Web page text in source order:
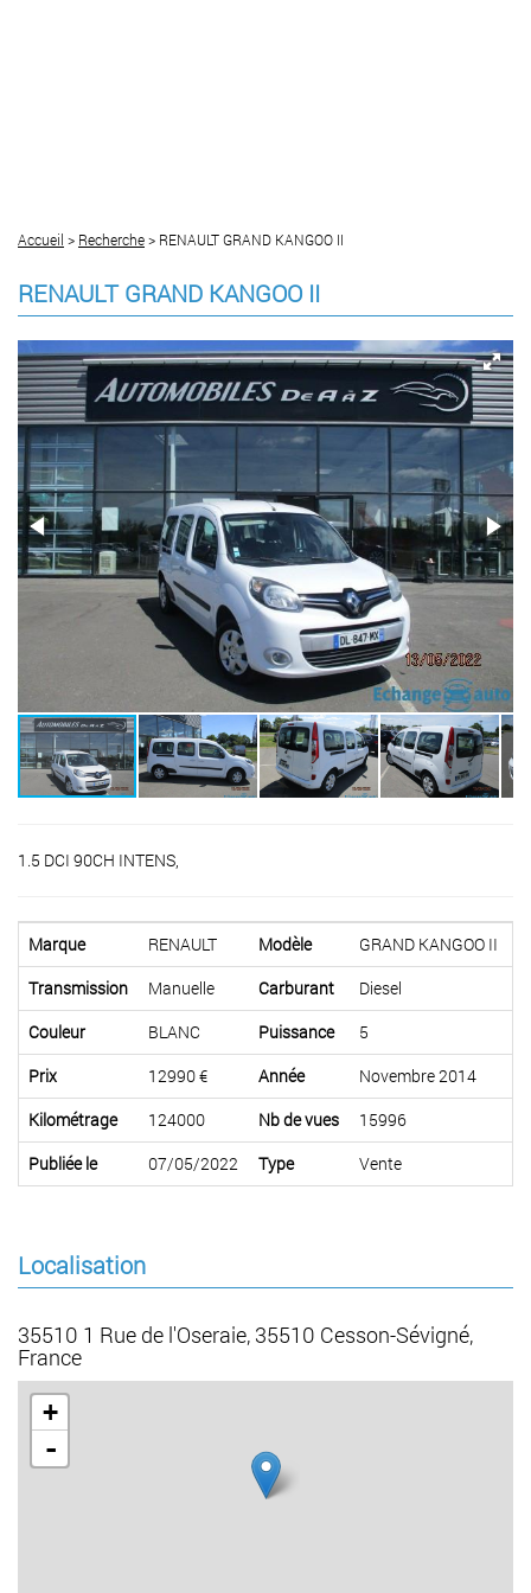
Accueil > Recherche> RENAULT GRAND KANGOO II
RENAULT GRAND KANGOO II
1.5 DCI 90CH INTENS,
Marque RENAULT Modèle
GRAND KANGOO II
Transmission
Manuelle Carburant
Diesel
Couleur
BLANC Puissance
5
Prix
12990 € Année
Novembre 2014
Kilométrage
124000 Nb de vues
15996
Publiée le
07/05/2022 Type Vente
Localisation
35510 1 Rue de l'Oseraie, 35510 Cesson-Sévigné,
France
+
-